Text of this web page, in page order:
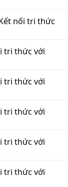
nối tri thức
tri thức với
tri thức với
tri thức với
tri thức với
tri thức với